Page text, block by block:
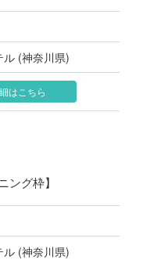
ル (神奈川県)
はこちら
グ枠】
ル (神奈川県)